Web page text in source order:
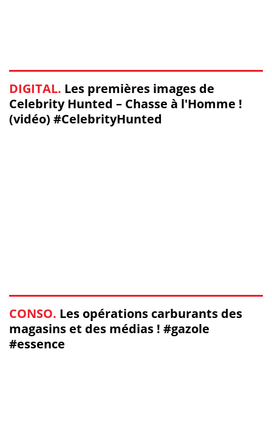
DIGITAL. Les premières images de
Celebrity Hunted – Chasse à l'Homme !
(vidéo) #CelebrityHunted
CONSO. Les opérations carburants des
magasins et des médias ! #gazole
#essence